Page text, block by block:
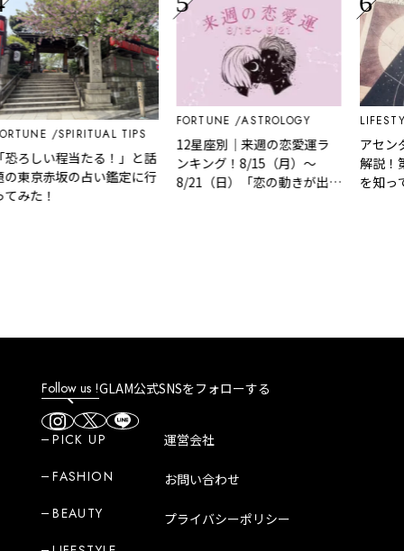
SPIRITUAL TIPS
ろしい程当たる！」と話
東京赤坂の占い鑑定に行
みた！
FORTUNE ASTROLOGY
12星座別｜来週の恋愛運ラ
ンキング！8/15（月）～
8/21（日）「恋の動きが出て
アセン
解説！
を知っ
Follow us !GLAM公式SNSをフォローする
PICK UP
FASHION
BEAUTY
運営会社
お問い合わせ
プライバシーポリシー